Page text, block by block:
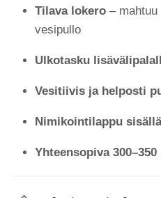
Tilava lokero – mahtuu
vesipullo
Ulkotasku
Vesitiivis ja helposti
Nimikointilappu sisällä
Yhteensopiva